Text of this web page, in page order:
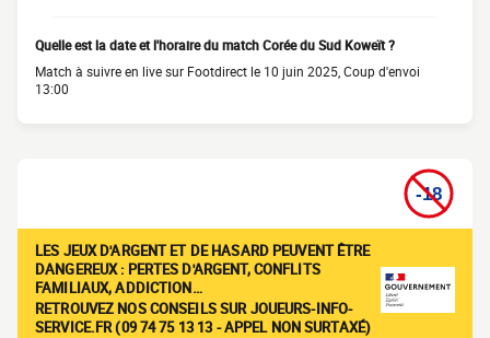
Quelle est la date et l'horaire du match Corée du Sud Koweït ?
Match à suivre en live sur Footdirect le 10 juin 2025, Coup d'envoi
13:00
LES JEUX D'ARGENT ET DE HASARD PEUVENT ÊTRE
DANGEREUX : PERTES D'ARGENT, CONFLITS
FAMILIAUX, ADDICTION…
RETROUVEZ NOS CONSEILS SUR JOUEURS-INFO-
SERVICE.FR (09 74 75 13 13 - APPEL NON SURTAXÉ)